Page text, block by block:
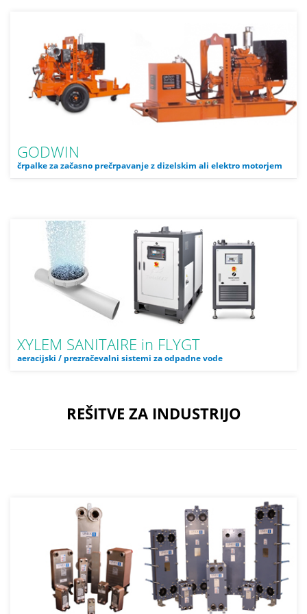
GODWIN
črpalke za začasno prečrpavanje z dizelskim ali elektro motorjem
XYLEM SANITAIRE in FLYGT
aeracijski / prezračevalni sistemi za odpadne vode
REŠITVE ZA INDUSTRIJO